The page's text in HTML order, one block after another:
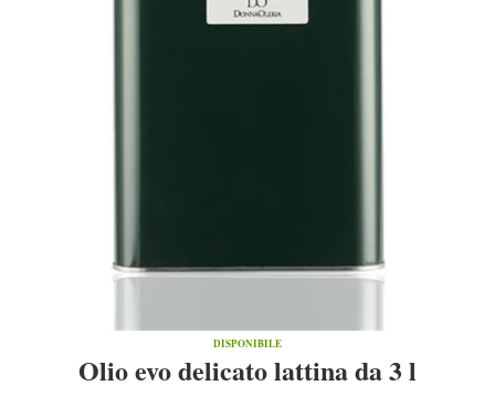
DISPONIBILE
Olio evo delicato lattina da 3 l